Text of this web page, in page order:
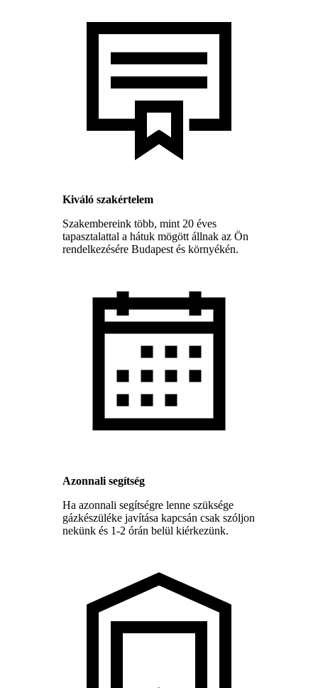
Kiváló szakértelem
Szakembereink több, mint 20 éves
tapasztalattal a hátuk mögött állnak az Ön
rendelkezésére Budapest és környékén.
Azonnali segítség
Ha azonnali segítségre lenne szüksége
gázkészüléke javítása kapcsán csak szóljon
nekünk és 1-2 órán belül kiérkezünk.